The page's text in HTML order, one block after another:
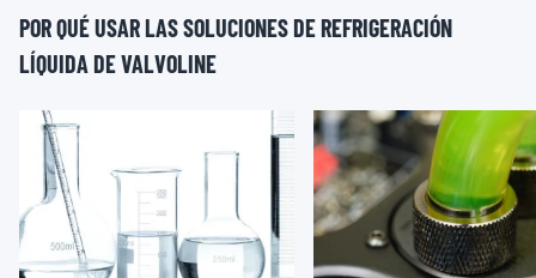
POR QUÉ USAR LAS SOLUCIONES DE REFRIGERACIÓN
LÍQUIDA DE VALVOLINE